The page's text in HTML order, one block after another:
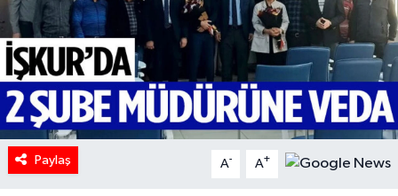
Paylaş A- A+
İlginç
KÜLTÜR SANAT
MAGAZİN
Oyun